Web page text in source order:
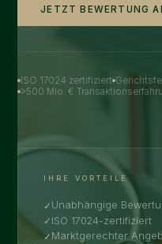
JETZT BEWERTUNG
ISO 17024 zertifiziert
>500 Mio. €
IHRE VORTEILE
Unabhängige
ISO 17024-zertifiziert
Marktgerechter